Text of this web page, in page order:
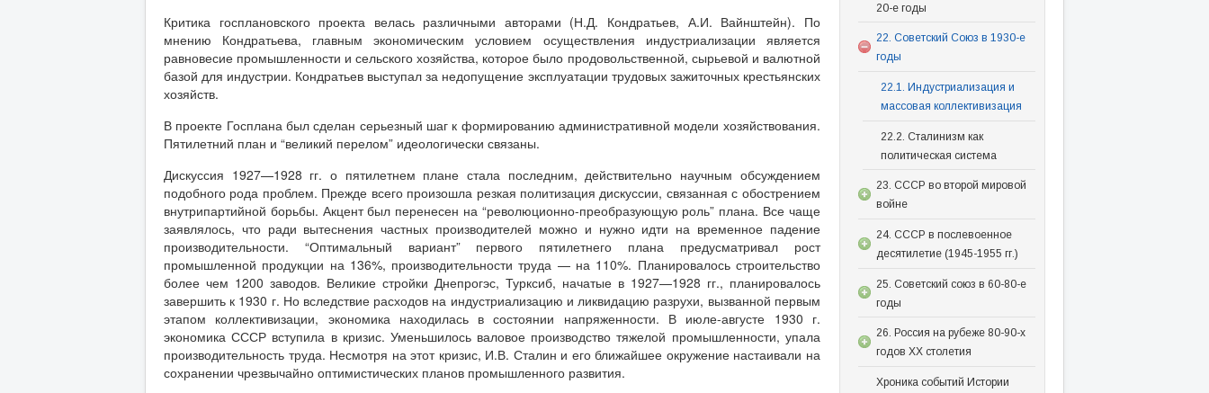
Критика госплановского проекта велась различными авторами (Н.Д. Кондратьев, А.И. Вайнштейн). По
мнению Кондратьева, главным экономическим условием осуществления индустриализации является
равновесие промышленности и сельского хозяйства, которое было продовольственной, сырьевой и валютной
базой для индустрии. Кондратьев выступал за недопущение эксплуатации трудовых зажиточных крестьянских
хозяйств.
В проекте Госплана был сделан серьезный шаг к формированию административной модели хозяйствования.
Пятилетний план и “великий перелом” идеологически связаны.
Дискуссия 1927—1928 гг. о пятилетнем плане стала последним, действительно научным обсуждением
подобного рода проблем. Прежде всего произошла резкая политизация дискуссии, связанная с обострением
внутрипартийной борьбы. Акцент был перенесен на “революционно-преобразующую роль” плана. Все чаще
заявлялось, что ради вытеснения частных производителей можно и нужно идти на временное падение
производительности. “Оптимальный вариант” первого пятилетнего плана предусматривал рост
промышленной продукции на 136%, производительности труда — на 110%. Планировалось строительство
более чем 1200 заводов. Великие стройки Днепрогэс, Турксиб, начатые в 1927—1928 гг., планировалось
завершить к 1930 г. Но вследствие расходов на индустриализацию и ликвидацию разрухи, вызванной первым
этапом коллективизации, экономика находилась в состоянии напряженности. В июле-августе 1930 г.
экономика СССР вступила в кризис. Уменьшилось валовое производство тяжелой промышленности, упала
производительность труда. Несмотря на этот кризис, И.В. Сталин и его ближайшее окружение настаивали на
сохранении чрезвычайно оптимистических планов промышленного развития.
20-е годы
22. Советский Союз в 1930-е
годы
22.1. Индустриализация и
массовая коллективизация
22.2. Сталинизм как
политическая система
23. СССР во второй мировой
войне
24. СССР в послевоенное
десятилетие (1945-1955 гг.)
25. Советский союз в 60-80-е
годы
26. Россия на рубеже 80-90-х
годов XX столетия
Хроника событий Истории